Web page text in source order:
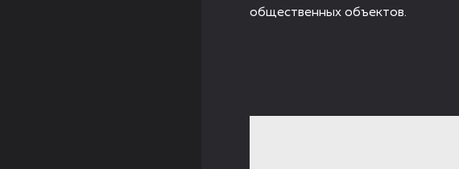
общественных объектов.